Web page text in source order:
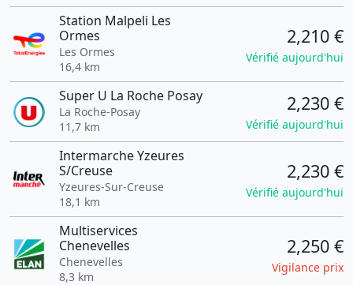
Station Malpeli Les
Ormes
Les Ormes
16,4 km
2,210 €
Vérifié aujourd'hui
Super U La Roche Posay
La Roche-Posay
11,7 km
2,230 €
Vérifié aujourd'hui
Intermarche Yzeures
S/Creuse
Yzeures-Sur-Creuse
18,1 km
2,230 €
Vérifié aujourd'hui
Multiservices
Chenevelles
Chenevelles
8,3 km
2,250 €
Vigilance prix